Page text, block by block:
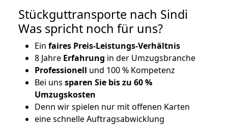
Stückguttransporte nach Sindi
Was spricht noch für uns?
Ein faires Preis-Leistungs-Verhältnis
8 Jahre Erfahrung in der Umzugsbranche
Professionell und 100 % Kompetenz
Bei uns sparen Sie bis zu 60 %
Umzugskosten
Denn wir spielen nur mit offenen Karten
eine schnelle Auftragsabwicklung